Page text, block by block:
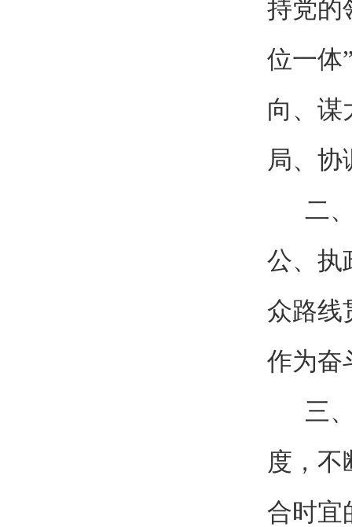
持党的
位一体
向、谋
局、协
二、
公、执
众路线
作为奋
三、
度，
合时宜